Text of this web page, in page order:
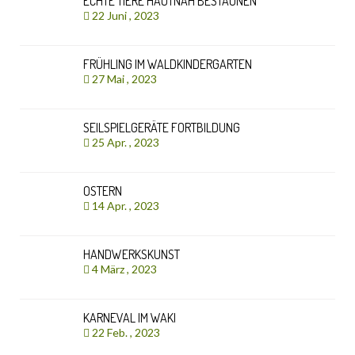
22 Juni , 2023
FRÜHLING IM WALDKINDERGARTEN
27 Mai , 2023
SEILSPIELGERÄTE FORTBILDUNG
25 Apr. , 2023
OSTERN
14 Apr. , 2023
HANDWERKSKUNST
4 März , 2023
KARNEVAL IM WAKI
22 Feb. , 2023